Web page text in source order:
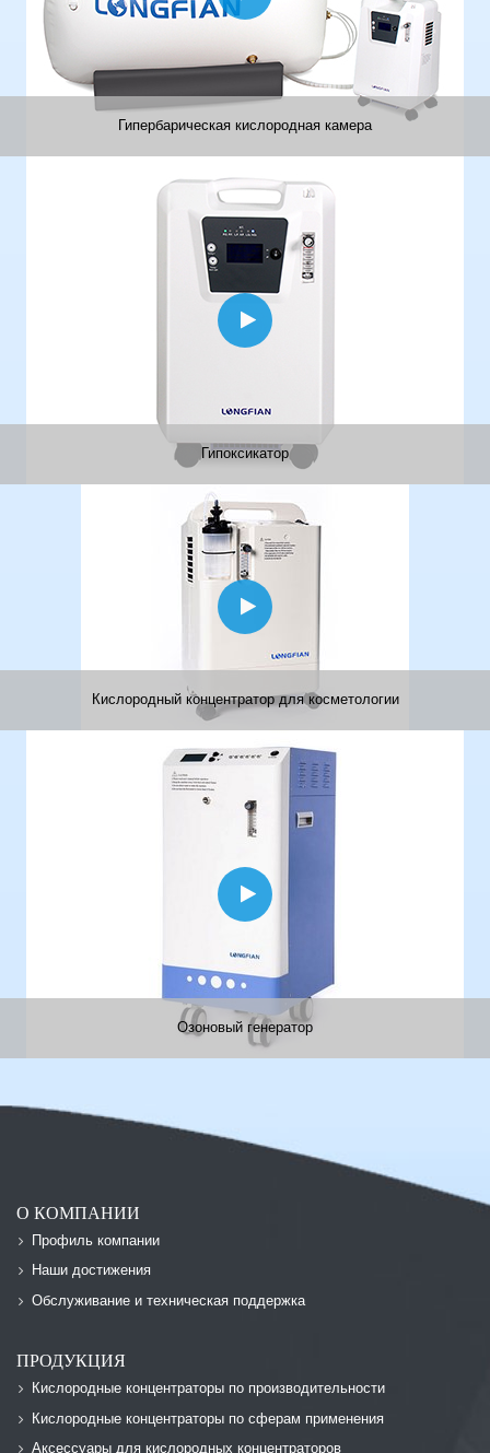
Гипербарическая кислородная камера
Гипоксикатор
Кислородный концентратор для косметологии
Озоновый генератор
О КОМПАНИИ
Профиль компании
Наши достижения
Обслуживание и техническая поддержка
ПРОДУКЦИЯ
Кислородные концентраторы по производительности
Кислородные концентраторы по сферам применения
Аксессуары для кислородных концентраторов